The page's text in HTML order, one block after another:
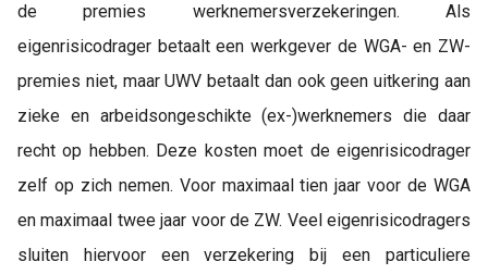
de premies werknemersverzekeringen. Als
eigenrisicodrager betaalt een werkgever de WGA- en ZW-
premies niet, maar UWV betaalt dan ook geen uitkering aan
zieke en arbeidsongeschikte (ex-)werknemers die daar
recht op hebben. Deze kosten moet de eigenrisicodrager
zelf op zich nemen. Voor maximaal tien jaar voor de WGA
en maximaal twee jaar voor de ZW. Veel eigenrisicodragers
sluiten hiervoor een verzekering bij een particuliere